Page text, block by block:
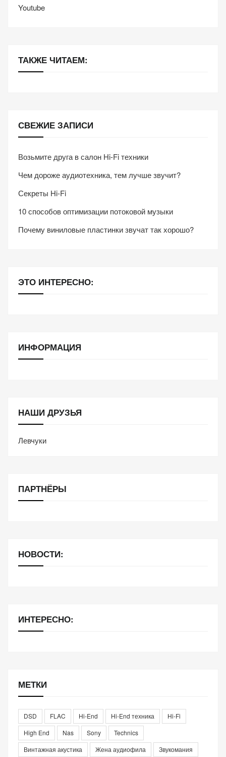
Youtube
ТАКЖЕ ЧИТАЕМ:
СВЕЖИЕ ЗАПИСИ
Возьмите друга в салон Hi-Fi техники
Чем дороже аудиотехника, тем лучше звучит?
Секреты Hi-Fi
10 способов оптимизации потоковой музыки
Почему виниловые пластинки звучат так хорошо?
ЭТО ИНТЕРЕСНО:
ИНФОРМАЦИЯ
НАШИ ДРУЗЬЯ
Левчуки
ПАРТНЁРЫ
НОВОСТИ:
ИНТЕРЕСНО:
МЕТКИ
DSD FLAC Hi-End Hi-End техника
Hi-Fi
High End
Nas Sony
Technics
Винтажная акустика
Жена аудиофила
Звукомания